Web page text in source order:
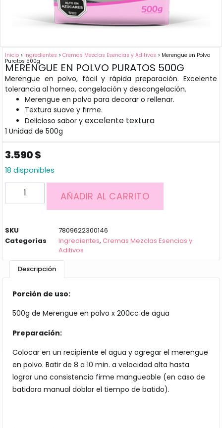
Inicio > Ingredientes >Cremas Mezclas Esencias y Aditivos > Merengue en Polvo
Puratos 500g
MERENGUE EN POLVO PURATOS 500G
Merengue en polvo, fácil y rápida preparación. Excelente
tolerancia al horneo, congelación y descongelación.
Merengue en polvo para decorar o rellenar.
Textura suave y firme.
Delicioso sabor yexcelente textura
1 Unidad de 500g
3.590$
18 disponibles
AÑADIR AL CARRITO
SKU
7809622300146
Categorías
Ingredientes, Cremas Mezclas Esencias y
Aditivos
Descripción
Porción de uso:
500g de Merengue en polvo x 200cc de agua
Preparación:
Colocar en un recipiente el agua y agregar el merengue
en polvo. Batir de 8 a 10 min. a velocidad alta hasta
lograr una consistencia firme mangueable (en caso de
batidora manual doblar el tiempo de batido).